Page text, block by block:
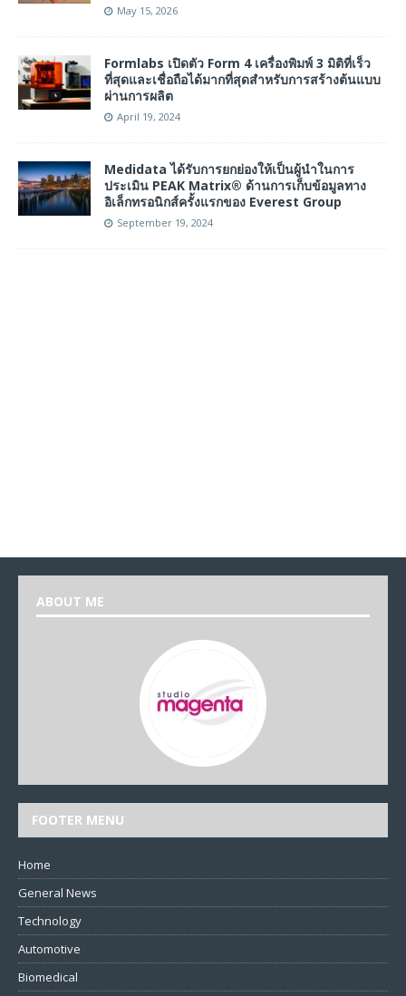
May 15, 2026
Formlabs เปิดตัว Form 4 เครื่องพิมพ์ 3 มิติที่เร็ว
ที่สุดและเชื่อถือได้มากที่สุดสำหรับการสร้างต้นแบบ
ผ่านการผลิต
April 19, 2024
Medidata ได้รับการยกย่องให้เป็นผู้นำในการ
ประเมิน PEAK Matrix® ด้านการเก็บข้อมูลทาง
อิเล็กทรอนิกส์ครั้งแรกของ Everest Group
September 19, 2024
ABOUT ME
FOOTER MENU
Home
General News
Technology
Automotive
Biomedical